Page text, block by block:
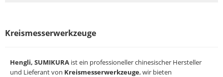
Kreismesserwerkzeuge
Hengli, SUMIKURA ist ein professioneller chinesischer Hersteller
und Lieferant von Kreismesserwerkzeuge, wir bieten